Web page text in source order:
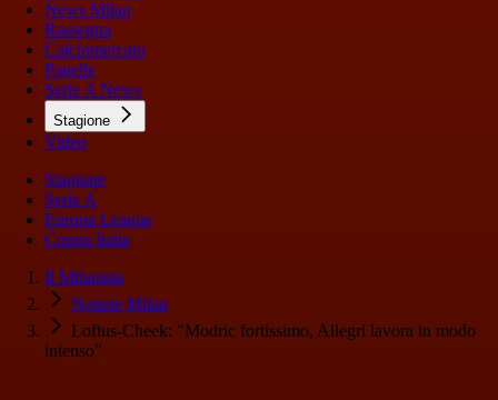
News Milan
Rassegna
Calciomercato
Pagelle
Serie A News
Stagione
Video
Stagione
Serie A
Europa League
Coppa Italia
Il Milanista
Notizie Milan
Loftus-Cheek: "Modric fortissimo, Allegri lavora in modo
intenso"